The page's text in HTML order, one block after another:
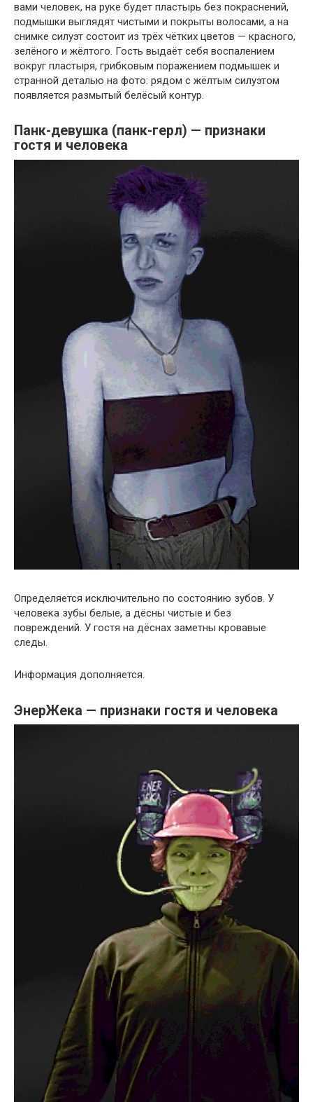
вами человек, на руке будет пластырь без покраснений,
подмышки выглядят чистыми и покрыты волосами, а на
снимке силуэт состоит из трёх чётких цветов — красного,
зелёного и жёлтого. Гость выдаёт себя воспалением
вокруг пластыря, грибковым поражением подмышек и
странной деталью на фото: рядом с жёлтым силуэтом
появляется размытый белёсый контур.
Панк-девушка (панк-герл) — признаки
гостя и человека
Определяется исключительно по состоянию зубов. У
человека зубы белые, а дёсны чистые и без
повреждений. У гостя на дёснах заметны кровавые
следы.
Информация дополняется.
ЭнерЖека — признаки гостя и человека